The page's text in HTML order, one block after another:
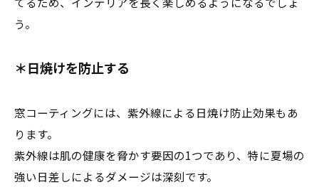
う。
＊日焼けを防止する
窓コーティングには、紫外線による日焼け防止効果もあ
ります。
紫外線は肌の健康を脅かす要因の1つであり、特に夏場の
強い日差しによるダメージは深刻です。